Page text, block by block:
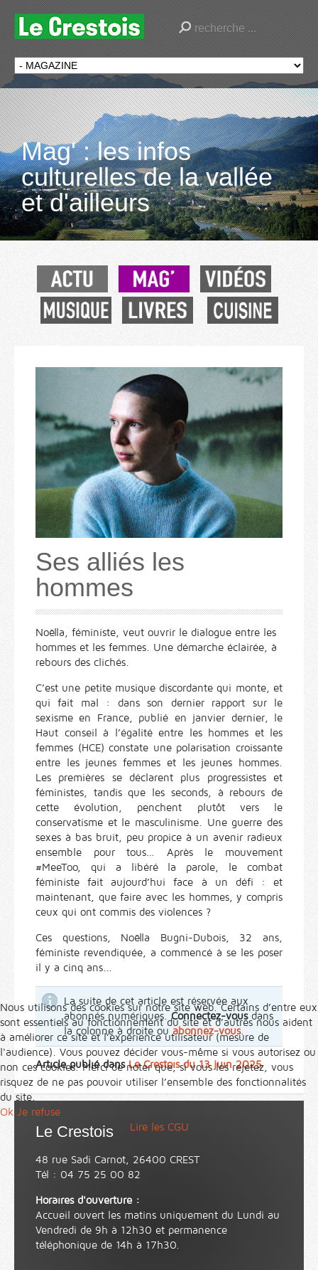
Mag' : les infos
culturelles de la vallée
et d'ailleurs
Ses alliés les
hommes
Noëlla, féministe, veut ouvrir le dialogue entre les
hommes et les femmes. Une démarche éclairée, à
rebours des clichés.
C’est une petite musique discordante qui monte, et
qui fait mal : dans son dernier rapport sur le
sexisme en France, publié en janvier dernier, le
Haut conseil à l’égalité entre les hommes et les
femmes (HCE) constate une polarisation croissante
entre les jeunes femmes et les jeunes hommes.
Les premières se déclarent plus progressistes et
féministes, tandis que les seconds, à rebours de
cette évolution, penchent plutôt vers le
conservatisme et le masculinisme. Une guerre des
sexes à bas bruit, peu propice à un avenir radieux
ensemble pour tous… Après le mouvement
#MeeToo, qui a libéré la parole, le combat
féministe fait aujourd’hui face à un défi : et
maintenant, que faire avec les hommes, y compris
ceux qui ont commis des violences ?
Ces questions, Noëlla Bugni-Dubois, 32 ans,
féministe revendiquée, a commencé à se les poser
il y a cinq ans...
La suite de cet article est réservée aux
abonnés numériques. Connectez-vousdans
la colonne à droite ou abonnez-vous.
Article publié dansLe Crestois du 13 juin 2025
Le Crestois
48 rue Sadi Carnot, 26400 CREST
Tél : 04 75 25 00 82
Horaires d'ouverture :
Accueil ouvert les matins uniquement du Lundi au
Vendredi de 9h à 12h30 et permanence
téléphonique de 14h à 17h30.
Nous utilisons des cookies sur notre site web. Certains d’entre eux
sont essentiels au fonctionnement du site et d’autres nous aident
à améliorer ce site et l’expérience utilisateur (mesure de
l'audience). Vous pouvez décider vous-même si vous autorisez ou
non ces cookies. Merci de noter que, si vous les rejetez, vous
risquez de ne pas pouvoir utiliser l’ensemble des fonctionnalités
du site.
Ok Je refuse
Lire les CGU